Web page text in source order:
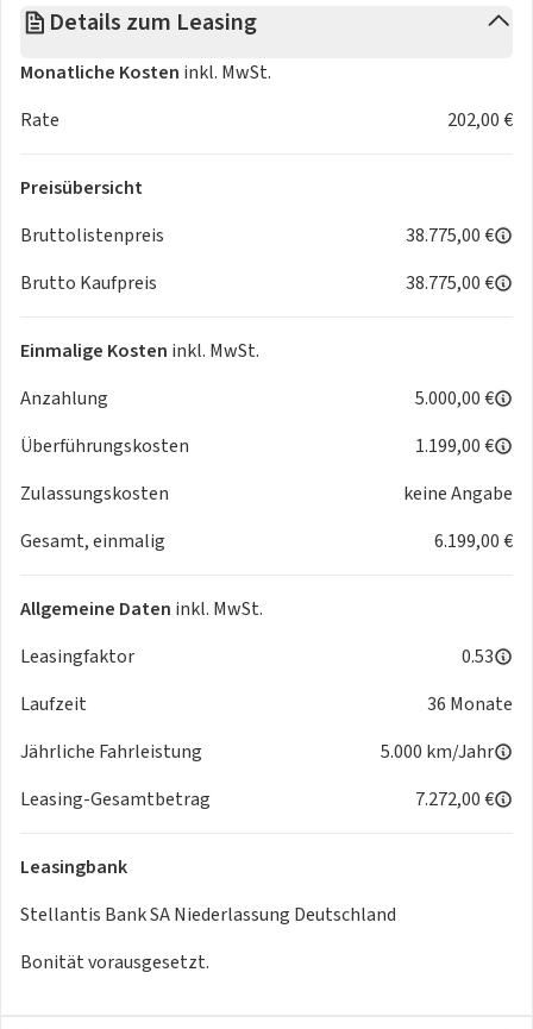
- Wärmepumpe
- Reifenpannenset (Kompressor und Pannenspray)
- Automatische Einzonen-Klimaanlage
- Sitzheizung vorn. einstellbar in 3 Stufen
- Außenspiegel elektrisch verstell- und beheizbar
Impulssteuerung und Einklemmschutz
- Isofix
integrierten Bedienelementen
- automatische Türverriegelung bei Fahrt
- und viele mehr
Bitte fragen Sie das Fahrzeug nur bei wirklichem
Interesse an.
Details zum Leasing
Monatliche Kosten inkl. MwSt.
Rate
202,00 €
Preisübersicht
Bruttolistenpreis
38.775,00 €
Brutto Kaufpreis
38.775,00 €
Einmalige Kosten inkl. MwSt.
Anzahlung
5.000,00 €
Überführungskosten
1.199,00 €
Zulassungskosten
keine Angabe
Gesamt, einmalig
6.199,00 €
Allgemeine Daten inkl. MwSt.
Leasingfaktor
0.53
Laufzeit
36 Monate
Jährliche Fahrleistung
5.000 km/Jahr
Leasing-Gesamtbetrag
7.272,00 €
Leasingbank
Stellantis Bank SA Niederlassung Deutschland
Bonität vorausgesetzt.